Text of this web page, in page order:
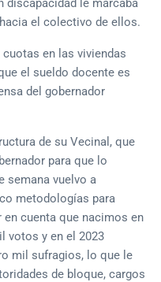
discapacidad le marcaba
el colectivo de ellos.
en las viviendas
el sueldo docente es
del gobernador
de su Vecinal, que
para que lo
semana vuelvo a
metodologías para
cuenta que nacimos en
votos y en el 2023
mil sufragios, lo que le
de bloque, cargos